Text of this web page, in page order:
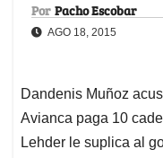
Por Pacho Escobar
AGO 18, 2015
Dandenis Muñoz
Avianca paga 10
Lehder le suplica al